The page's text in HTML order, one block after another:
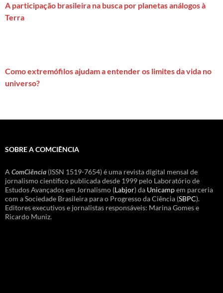
A participação brasileira na busca por planetas análogos à
Terra
Como extremófilos ajudam a entender os limites da vida no
universo?
SOBRE A COMCIÊNCIA
A ComCiência (ISSN 1519-7654) é uma revista digital mensal de
jornalismo científico publicada desde 1999 pelo Laboratório de
Estudos Avançados em Jornalismo (Labjor) da Unicampem parceria
com a Sociedade Brasileira para o Progresso da Ciência (SBPC).
Editores executivos e jornalistas responsáveis: Marina Gomes e
Ricardo Muniz.